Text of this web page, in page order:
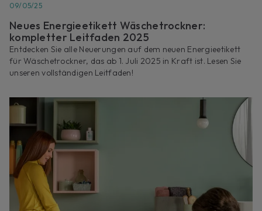
09/05/25
Neues Energieetikett Wäschetrockner:
kompletter Leitfaden 2025
Entdecken Sie alle Neuerungen auf dem neuen Energieetikett
für Wäschetrockner, das ab 1. Juli 2025 in Kraft ist. Lesen Sie
unseren vollständigen Leitfaden!